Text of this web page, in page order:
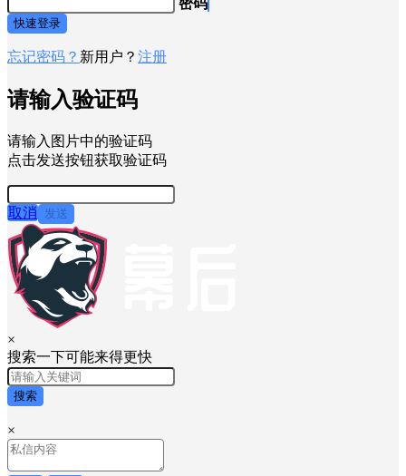
快速登录
忘记密码？ 新用户？ 注册
请输入验证码
请输入图片中的验证码
点击发送按钮获取验证码
取消 发送
×
搜索一下可能来得更快
搜索
×